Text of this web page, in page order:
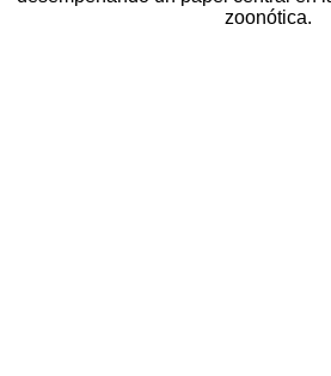
zoonótica.